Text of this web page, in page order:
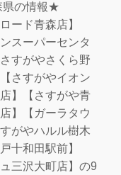
県の情報★
ード青森店】
スーパーセンタ
すがやさくら野
さすがやイオン
】【さすがや青
】【ガーラタウ
がやハルル樹木
十和田駅前】
三沢大町店】の9